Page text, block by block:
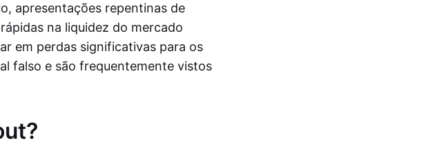
apresentações repentinas de
na liquidez do mercado
em perdas significativas para os
falso e são frequentemente vistos